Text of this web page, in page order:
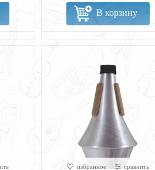
В корзину
избранное сравнить